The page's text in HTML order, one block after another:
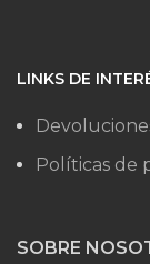
LINKS DE
Políticas de
SOBRE